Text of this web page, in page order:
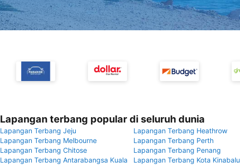
Lapangan terbang popular di seluruh dunia
Lapangan Terbang Jeju
Lapangan Terbang Heathrow
Lapangan Terbang Melbourne
Lapangan Terbang Perth
Lapangan Terbang Chitose
Lapangan Terbang Penang
Lapangan Terbang Antarabangsa Kuala
Lapangan Terbang Kota Kinabalu